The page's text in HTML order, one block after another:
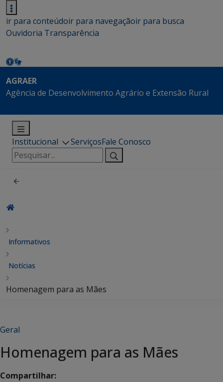
ir para conteúdoir para navegaçãoir para busca
Ouvidoria Transparência
AGRAER
Agência de Desenvolvimento Agrário e Extensão Rural
Institucional ServiçosFale Conosco
Pesquisar
por:
Informativos
Notícias
Homenagem para as Mães
Geral
Homenagem para as Mães
Compartilhar: